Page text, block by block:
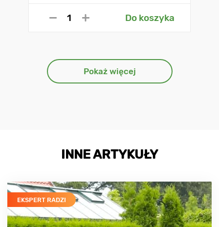
Do koszyka
Pokaż więcej
INNE ARTYKUŁY
EKSPERT RADZI